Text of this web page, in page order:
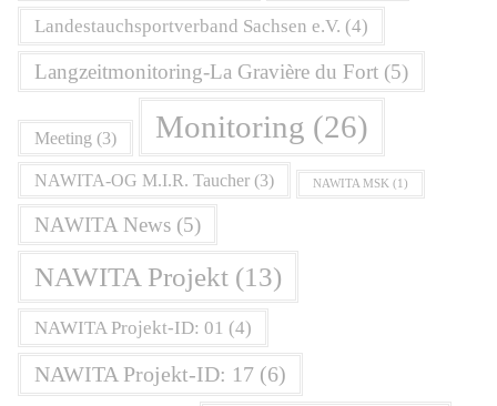
Landestauchsportverband Sachsen e.V. (4)
Langzeitmonitoring-La Gravière du Fort (5)
Meeting (3) Monitoring (26)
NAWITA-OG M.I.R. Taucher (3) NAWITA MSK (1)
NAWITA News (5)
NAWITA Projekt (13)
NAWITA Projekt-ID: 01 (4)
NAWITA Projekt-ID: 17 (6)